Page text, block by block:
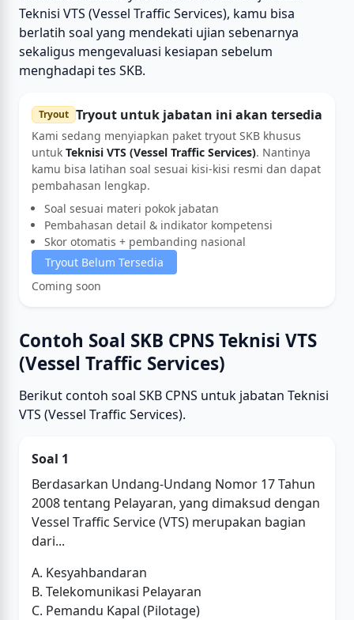
Teknisi VTS (Vessel Traffic Services), kamu bisa
berlatih soal yang mendekati ujian sebenarnya
sekaligus mengevaluasi kesiapan sebelum
menghadapi tes SKB.
Tryout Tryout untuk jabatan ini akan tersedia
Kami sedang menyiapkan paket tryout SKB khusus
untuk Teknisi VTS (Vessel Traffic Services). Nantinya
kamu bisa latihan soal sesuai kisi-kisi resmi dan dapat
pembahasan lengkap.
Soal sesuai materi pokok jabatan
Pembahasan detail & indikator kompetensi
Skor otomatis + pembanding nasional
Tryout Belum Tersedia
Coming soon
Contoh Soal SKB CPNS Teknisi VTS
(Vessel Traffic Services)
Berikut contoh soal SKB CPNS untuk jabatan Teknisi
VTS (Vessel Traffic Services).
Soal 1
Berdasarkan Undang-Undang Nomor 17 Tahun
2008 tentang Pelayaran, yang dimaksud dengan
Vessel Traffic Service (VTS) merupakan bagian
dari...
A. Kesyahbandaran
B. Telekomunikasi Pelayaran
C. Pemandu Kapal (Pilotage)